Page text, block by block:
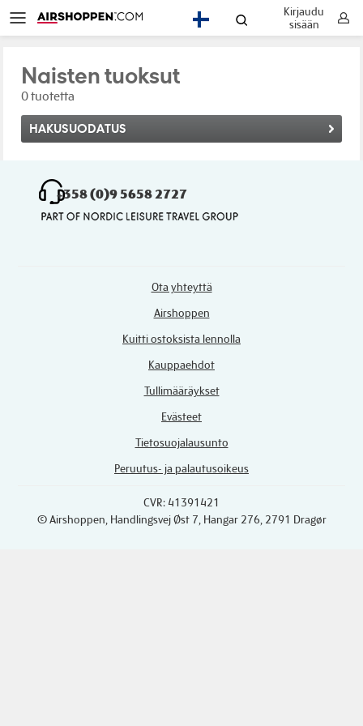
Kirjaudu
sisään
Naisten tuoksut
0 tuotetta
HAKUSUODATUS
+358 (0)9 5658 2727
Ota yhteyttä
Airshoppen
Kuitti ostoksista lennolla
Kauppaehdot
Tullimääräykset
Evästeet
Tietosuojalausunto
Peruutus- ja palautusoikeus
CVR: 41391421
© Airshoppen , Handlingsvej Øst 7, Hangar 276, 2791 Dragør